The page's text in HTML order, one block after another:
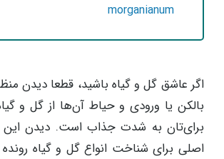
morganianum
اگر عاشق گل و گیاه باشید، قطعا دیدن
بالکن یا ورودی و حیاط آن‌ها از گل و
برای‌تان به شدت جذاب است. دیدن این
اصلی برای شناخت انواع گل و گیاه رونده